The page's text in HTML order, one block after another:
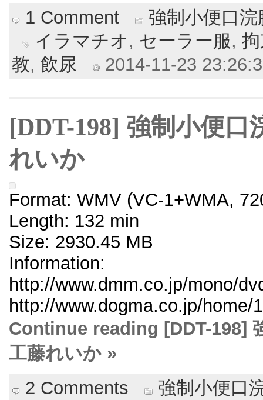
1 Comment
強制小便口
イラマチオ , セーラー服,
教, 飲尿 2014-11-23
[DDT-198] 強制小便
れいか
Format: WMV (VC-1+WMA,
Length: 132 min
Size: 2930.45 MB
Information:
http://www.dmm.co.jp/mono/
http://www.dogma.co.jp/home/
Continue reading [DDT-198]
工藤れいか »
2 Comments
強制小便口